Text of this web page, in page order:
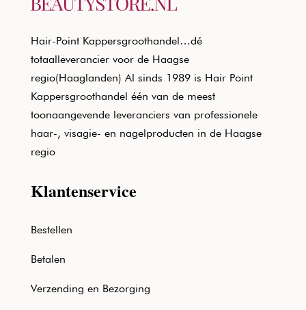
Hair-Point Kappersgroothandel…dé
totaalleverancier voor de Haagse
regio(Haaglanden) Al sinds 1989 is Hair Point
Kappersgroothandel één van de meest
toonaangevende leveranciers van professionele
haar-, visagie- en nagelproducten in de Haagse
regio
Klantenservice
Bestellen
Betalen
Verzending en Bezorging